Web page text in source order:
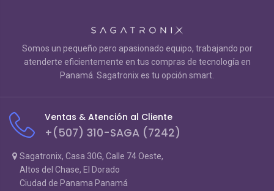
Somos un pequeño pero apasionado equipo, trabajando por
atenderte eficientemente en tus compras de tecnología en
Panamá. Sagatronix es tu opción smart.
Ventas & Atención al Cliente
+(507) 310-SAGA (7242)
Sagatronix, Casa 30G, Calle 74 Oeste,
Altos del Chase, El Dorado
Ciudad de Panama Panamá